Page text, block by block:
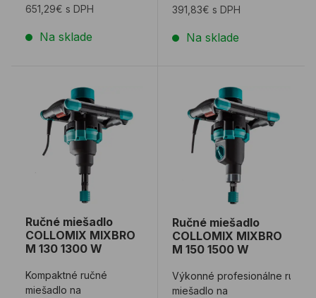
651,29€ s DPH
Na sklade
391,83€ s DPH
Na sklade
Ručné miešadlo COLLOMIX MIXBRO M 130 1300 W
Ručné miešadlo
COLLOMIX MIXBRO
M 130 1300 W
Kompaktné ručné
miešadlo na
Ručné miešadlo
Ručné miešadlo
COLLOMIX MIXBRO
M 150 1500 W
Výkonné profesionálne ručné
miešadlo na